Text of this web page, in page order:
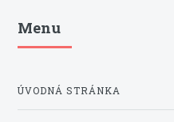
Menu
ÚVODNÁ STRÁNKA